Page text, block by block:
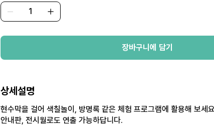
장바구니에 담기
상세설명
현수막을 걸어 색칠놀이, 방명록 같은 체험 프로그램에 활용해 보세
안내판, 전시월로도 연출 가능하답니다.